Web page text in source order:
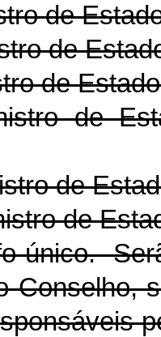
de
de
de
de
de
de
único.
Conselho,